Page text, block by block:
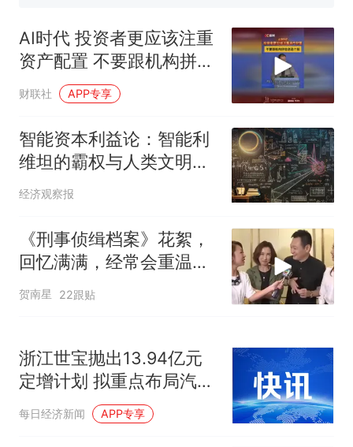
因老师一句“跟我回家”改写了
人生
AI时代 投资者更应该注重
资产配置 不要跟机构拼信
息选个股
财联社 APP专享
智能资本利益论：智能利
维坦的霸权与人类文明的
突围
经济观察报
《刑事侦缉档案》花絮，
回忆满满，经常会重温的
经典刑侦剧
贺南星 22跟贴
浙江世宝抛出13.94亿元
定增计划 拟重点布局汽车
线控转向产业化
每日经济新闻 APP专享